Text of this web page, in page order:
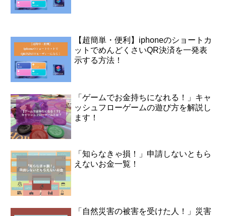
【超簡単・便利】iphoneのショートカ
ットでめんどくさいQR決済を一発表
示する方法！
「ゲームでお金持ちになれる！」キャ
ッシュフローゲームの遊び方を解説し
ます！
「知らなきゃ損！」申請しないともら
えないお金一覧！
「自然災害の被害を受けた人！」災害